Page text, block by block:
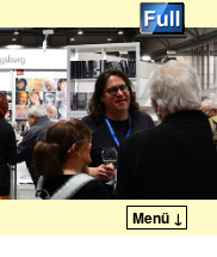
Menü ↓